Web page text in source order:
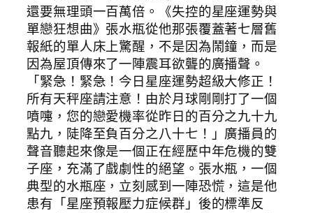
還要無理頭一百萬倍。《失控的星座運勢與
單戀狂想曲》張水瓶從他那張覆蓋著七層舊
報紙的單人床上驚醒，不是因為鬧鐘，而是
因為屋頂傳來了一陣震耳欲聾的廣播聲。
「緊急！緊急！今日星座運勢超級大修正！
所有天秤座請注意！由於月球剛剛打了一個
噴嚏，您的戀愛機率從昨日的百分之九十九
點九，陡降至負百分之八十七！」廣播員的
聲音聽起來像是一個正在經歷中年危機的雙
子座，充滿了戲劇性的絕望。張水瓶，一個
典型的水瓶座，立刻感到一陣恐慌，這是他
患有「星座預報壓力症候群」後的標準反